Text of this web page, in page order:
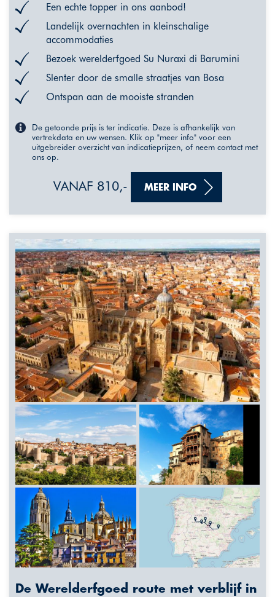
Een echte topper in ons aanbod!
Landelijk overnachten in kleinschalige
accommodaties
Bezoek werelderfgoed Su Nuraxi di Barumini
Slenter door de smalle straatjes van Bosa
Ontspan aan de mooiste stranden
De getoonde prijs is ter indicatie. Deze is afhankelijk van
vertrekdata en uw wensen. Klik op "meer info" voor een
uitgebreider overzicht van indicatieprijzen, of neem contact met
ons op.
VANAF 810,- MEER INFO
De Werelderfgoed route met verblijf in